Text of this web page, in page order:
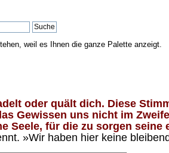
weil es Ihnen die ganze Palette anzeigt.
oder quält dich. Diese
Gewissen uns nicht im
Seele, für die zu sorgen seine
»Wir haben hier keine